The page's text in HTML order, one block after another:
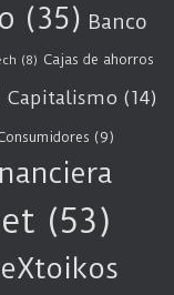
(35) Banco
(8) Cajas de ahorros
Capitalismo (14)
(9)
(53)
eXtoikos